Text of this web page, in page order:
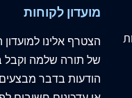
מועדון לקוחות
הצטרף אלינו
של תורה שלמה וקבל
הודעות בדבר